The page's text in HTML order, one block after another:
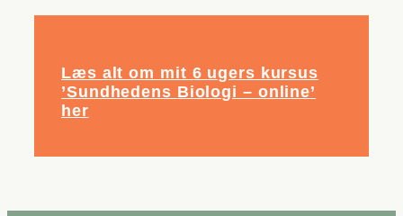
Læs alt om mit 6 ugers kursus
’Sundhedens Biologi – online’
her